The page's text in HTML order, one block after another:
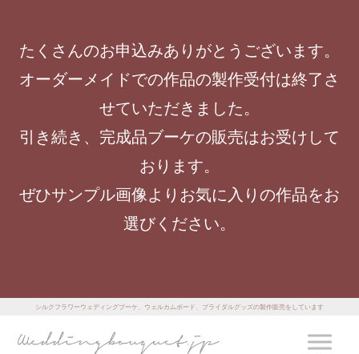
たくさんのお申込みありがとうございます。
オーダーメイドでの作品の製作受付は終了さ
せていただきました。
引き続き、完成品ブーケの販売はお受けして
おります。
ぜひサンプル画像よりお気に入りの作品をお
選びください。
シルクフラワーウェディングブーケ、ウェルカムボード、ブライダルグッズの製作販売をしています